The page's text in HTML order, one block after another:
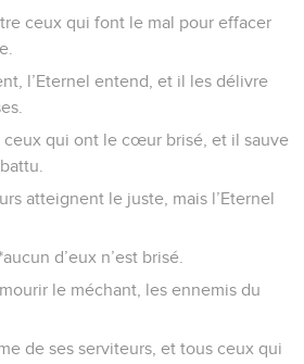
ceux qui font le mal pour effacer
l’Eternel entend, et il les délivre
ceux qui ont le cœur brisé, et il sauve
atteignent le juste, mais l’Eternel
d’eux n’est brisé.
le méchant, les ennemis du
de ses serviteurs, et tous ceux qui